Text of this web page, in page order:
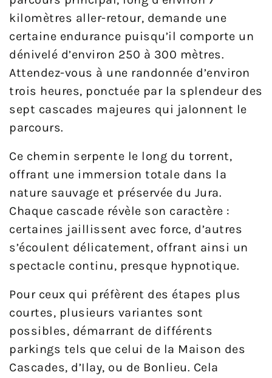
kilomètres aller-retour, demande une
certaine endurance puisqu’il comporte un
dénivelé d’environ 250 à 300 mètres.
Attendez-vous à une randonnée d’environ
trois heures, ponctuée par la splendeur des
sept cascades majeures qui jalonnent le
parcours.
Ce chemin serpente le long du torrent,
offrant une immersion totale dans la
nature sauvage et préservée du Jura.
Chaque cascade révèle son caractère :
certaines jaillissent avec force, d’autres
s’écoulent délicatement, offrant ainsi un
spectacle continu, presque hypnotique.
Pour ceux qui préfèrent des étapes plus
courtes, plusieurs variantes sont
possibles, démarrant de différents
parkings tels que celui de la Maison des
Cascades, d’Ilay, ou de Bonlieu. Cela